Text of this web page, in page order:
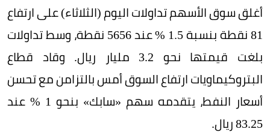
أغلق سوق الأسهم تداولات اليوم (الثلاثاء) على ارتفاع
81 نقطة بنسبة 1.5 % عند 5656 نقطة، وسط تداولات
بلغت قيمتها نحو 3.2 مليار ريال. وقاد قطاع
البتروكيماويات ارتفاع السوق أمس بالتزامن مع تحسن
أسعار النفط، يتقدمه سهم «سابك» بنحو 1 % عند
83.25 ريال.